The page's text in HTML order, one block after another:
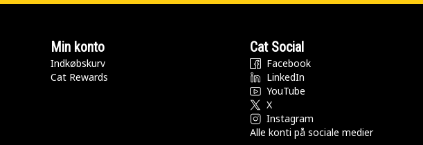
Min konto
Indkøbskurv
Cat Rewards
Cat Social
Facebook
LinkedIn
YouTube
X
Instagram
Alle konti på sociale medier